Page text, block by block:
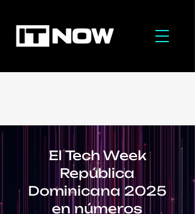
El Tech Week
República
Dominicana 2025
en números